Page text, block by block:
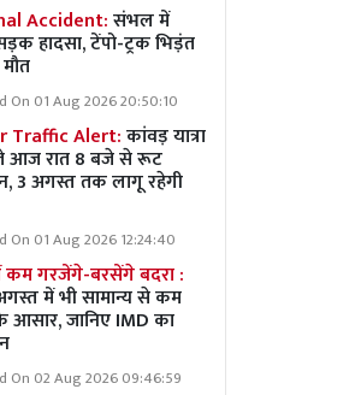
Accident:संभल में
हादसा, टेंपो-ट्रक भिड़ंत
On 01 Aug 2026 20:50:10
Traffic Alert:कांवड़ यात्रा
रात 8 बजे से रूट
3 अगस्त तक लागू रहेगी
On 01 Aug 2026 12:24:40
कम गरजेंगे-बरसेंगे बदरा :
में भी सामान्य से कम
आसार, जानिए IMD का
On 02 Aug 2026 09:46:59